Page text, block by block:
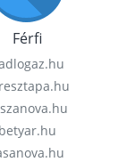
Férfi
betyar.hu